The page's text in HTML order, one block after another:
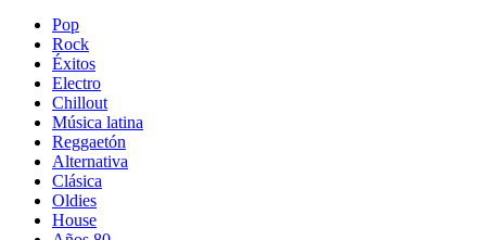
Pop
Rock
Éxitos
Electro
Chillout
Música latina
Reggaetón
Alternativa
Clásica
Oldies
House